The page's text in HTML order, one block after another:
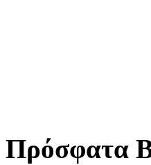
Πρόσφατα